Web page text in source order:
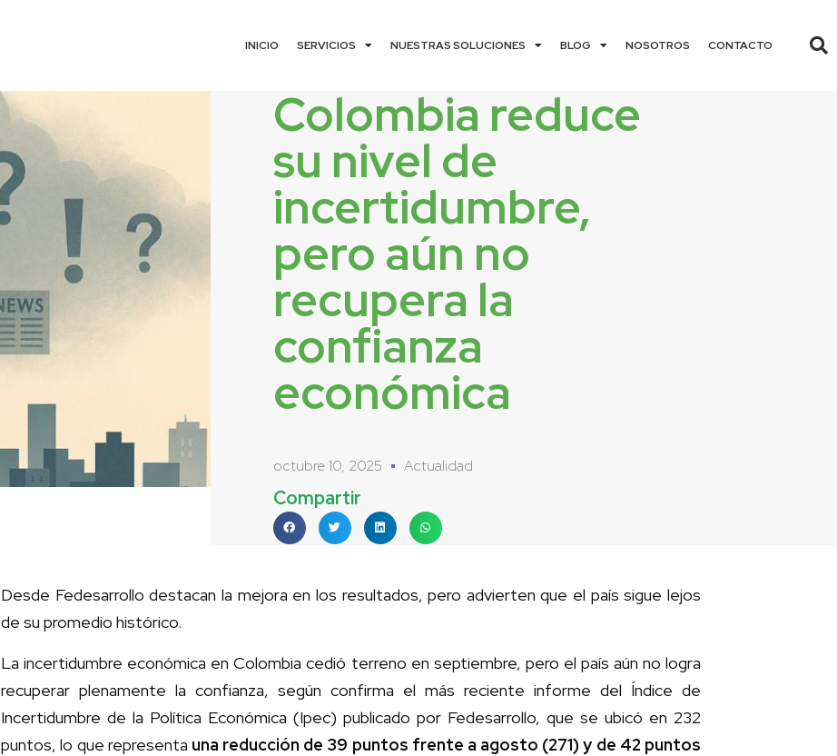
INICIO SERVICIOS NUESTRAS SOLUCIONES BLOG NOSOTROS CONTACTO
Colombia reduce
su nivel de
incertidumbre,
pero aún no
recupera la
confianza
económica
octubre 10, 2025 Actualidad
Compartir
Desde Fedesarrollo destacan la mejora en los resultados, pero advierten que el país sigue lejos
de su promedio histórico.
La incertidumbre económica en Colombia cedió terreno en septiembre, pero el país aún no logra
recuperar plenamente la confianza, según confirma el más reciente informe del Índice de
Incertidumbre de la Política Económica (Ipec) publicado por Fedesarrollo, que se ubicó en 232
puntos, lo que representa una reducción de 39 puntos frente a agosto (271) y de 42 puntos